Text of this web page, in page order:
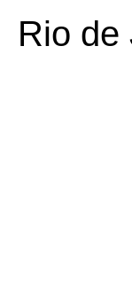
Rio de